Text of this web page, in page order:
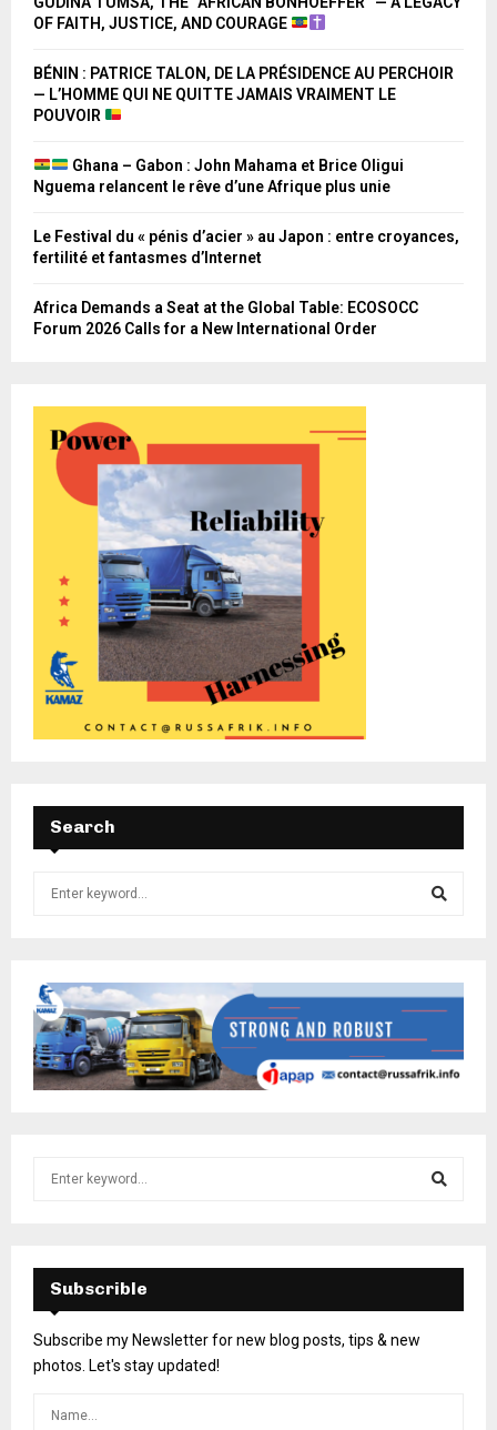
OF FAITH, JUSTICE, AND COURAGE
BÉNIN : PATRICE TALON, DE LA PRÉSIDENCE AU PERCHOIR
— L’HOMME QUI NE QUITTE JAMAIS VRAIMENT LE
POUVOIR
Ghana – Gabon : John Mahama et Brice Oligui
Nguema relancent le rêve d’une Afrique plus unie
Le Festival du « pénis d’acier » au Japon : entre croyances,
fertilité et fantasmes d’Internet
Africa Demands a Seat at the Global Table: ECOSOCC
Forum 2026 Calls for a New International Order
Search
Subscrible
Subscribe my Newsletter for new blog posts, tips & new
photos. Let's stay updated!